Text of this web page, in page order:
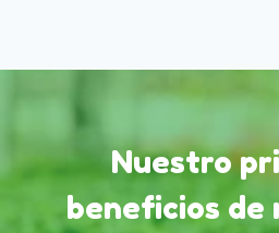
Nuestro
beneficios de